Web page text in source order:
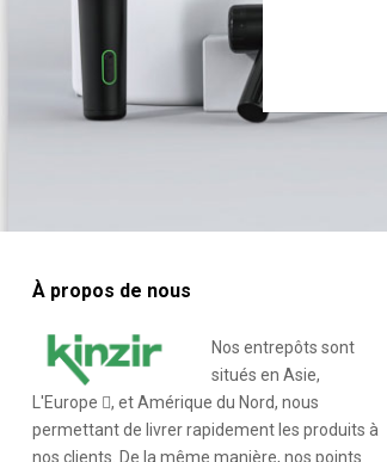
À propos de nous
Nos entrepôts sont
situés en Asie,
L'Europe , et Amérique du Nord, nous
permettant de livrer rapidement les produits à
nos clients. De la même manière, nos points